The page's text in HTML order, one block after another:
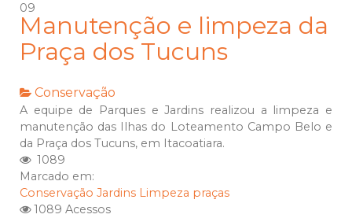
09
Manutenção e limpeza da
Praça dos Tucuns
Conservação
A equipe de Parques e Jardins realizou a limpeza e
manutenção das Ilhas do Loteamento Campo Belo e
da Praça dos Tucuns, em Itacoatiara.
1089
Marcado em:
Conservação Jardins Limpeza praças
1089 Acessos